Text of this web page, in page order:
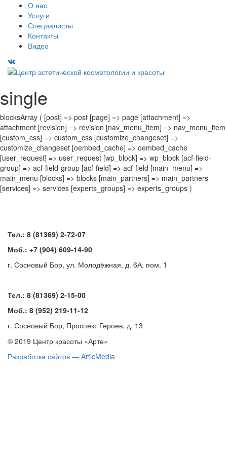
О нас
Услуги
Специалисты
Контакты
Видео
single
blocksArray ( [post] => post [page] => page [attachment] =>
attachment [revision] => revision [nav_menu_item] => nav_menu_item
[custom_css] => custom_css [customize_changeset] =>
customize_changeset [oembed_cache] => oembed_cache
[user_request] => user_request [wp_block] => wp_block [acf-field-
group] => acf-field-group [acf-field] => acf-field [main_menu] =>
main_menu [blocks] => blocks [main_partners] => main_partners
[services] => services [experts_groups] => experts_groups )
Тел.: 8 (81369) 2-72-07
Моб.: +7 (904) 609-14-90
г. Сосновый Бор, ул. Молодёжная, д. 6А, пом. 1
Тел.: 8 (81369) 2-15-00
Моб.: 8 (952) 219-11-12
г. Сосновый Бор, Проспект Героев, д. 13
© 2019 Центр красоты «Арте»
Разработка сайтов — ArticMedia